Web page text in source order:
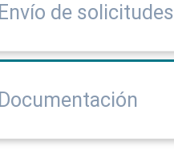
Envío de solicitudes
Documentación